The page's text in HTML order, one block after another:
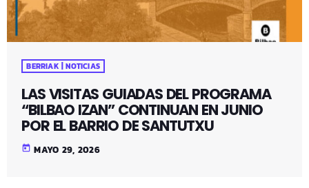
BERRIAK | NOTICIAS
LAS VISITAS GUIADAS DEL PROGRAMA
“BILBAO IZAN” CONTINUAN EN JUNIO
POR EL BARRIO DE SANTUTXU
today MAYO 29, 2026